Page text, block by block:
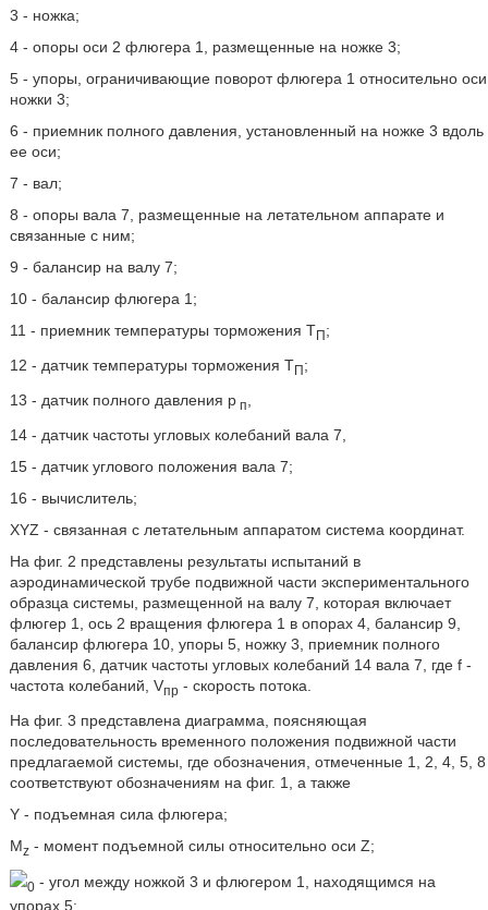
3 - ножка;
4 - опоры оси 2 флюгера 1, размещенные на ножке 3;
5 - упоры, ограничивающие поворот флюгера 1 относительно оси
ножки 3;
6 - приемник полного давления, установленный на ножке 3 вдоль
ее оси;
7 - вал;
8 - опоры вала 7, размещенные на летательном аппарате и
связанные с ним;
9 - балансир на валу 7;
10 - балансир флюгера 1;
11 - приемник температуры торможения TП ;
12 - датчик температуры торможения TП;
13 - датчик полного давления pп
14 - датчик частоты угловых колебаний вала 7,
15 - датчик углового положения вала 7;
16 - вычислитель;
XYZ - связанная с летательным аппаратом система координат.
На фиг. 2 представлены результаты испытаний в
аэродинамической трубе подвижной части экспериментального
образца системы, размещенной на валу 7, которая включает
флюгер 1, ось 2 вращения флюгера 1 в опорах 4, балансир 9,
балансир флюгера 10, упоры 5, ножку 3, приемник полного
давления 6, датчик частоты угловых колебаний 14 вала 7, где f -
частота колебаний, Vпр - скорость потока.
На фиг. 3 представлена диаграмма, поясняющая
последовательность временного положения подвижной части
предлагаемой системы, где обозначения, отмеченные 1, 2, 4, 5, 8
соответствуют обозначениям на фиг. 1, а также
Y - подъемная сила флюгера;
Mz- момент подъемной силы относительно оси Z;
0- угол между ножкой 3 и флюгером 1, находящимся на
упорах 5;